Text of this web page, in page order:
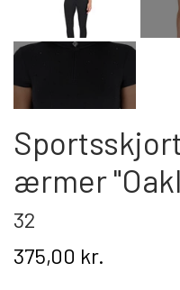
ærmer
32
375,00 kr.